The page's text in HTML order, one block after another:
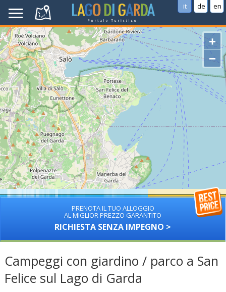
it de en
+
−
PRENOTA IL TUO ALLOGGIO
AL MIGLIOR PREZZO GARANTITO
RICHIESTA SENZA IMPEGNO >
Campeggi con giardino / parco a San
Felice sul Lago di Garda